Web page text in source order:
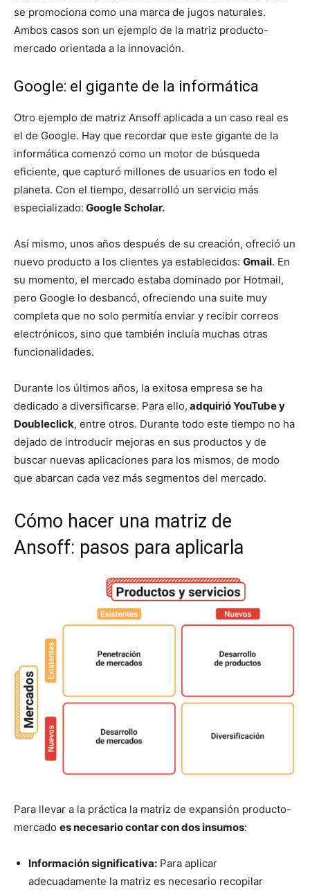
se promociona como una marca de jugos naturales.
Ambos casos son un ejemplo de la matriz producto-
mercado orientada a la innovación.
Google: el gigante de la informática
Otro ejemplo de matriz Ansoff aplicada a un caso real es
el de Google. Hay que recordar que este gigante de la
informática comenzó como un motor de búsqueda
eficiente, que capturó millones de usuarios en todo el
planeta. Con el tiempo, desarrolló un servicio más
especializado: Google Scholar.
Así mismo, unos años después de su creación, ofreció un
nuevo producto a los clientes ya establecidos: Gmail. En
su momento, el mercado estaba dominado por Hotmail,
pero Google lo desbancó, ofreciendo una suite muy
completa que no solo permitía enviar y recibir correos
electrónicos, sino que también incluía muchas otras
funcionalidades.
Durante los últimos años, la exitosa empresa se ha
dedicado a diversificarse. Para ello, adquirió YouTube y
Doubleclick, entre otros. Durante todo este tiempo no ha
dejado de introducir mejoras en sus productos y de
buscar nuevas aplicaciones para los mismos, de modo
que abarcan cada vez más segmentos del mercado.
Cómo hacer una matriz de
Ansoff: pasos para aplicarla
Para llevar a la práctica la matriz de expansión producto-
mercado es necesario contar con dos insumos:
Información significativa: Para aplicar
adecuadamente la matriz es necesario recopilar